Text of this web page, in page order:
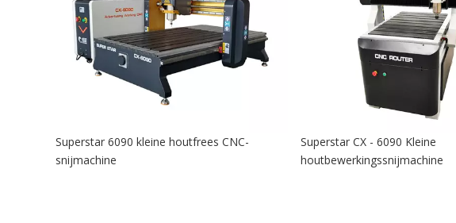
Superstar 6090 kleine houtfrees CNC-
snijmachine
Superstar CX - 6090 Kleine
houtbewerkingssnijmachine